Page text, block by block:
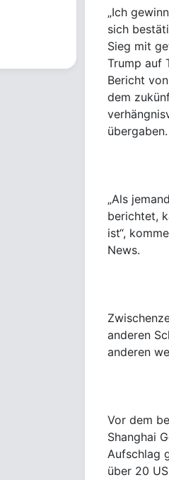
„Ich
sich
Sieg mit
Trump auf
Bericht
dem
übergaben.
„Als
berichtet,
ist“,
News.
anderen
anderen
Vor dem
Shanghai
Aufschlag
über 20